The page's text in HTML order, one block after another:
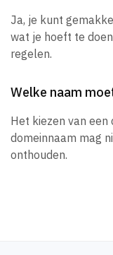
Ja, je kunt
wat je hoeft te
regelen.
Welke naam
Het kiezen van een
domeinnaam mag
onthouden.